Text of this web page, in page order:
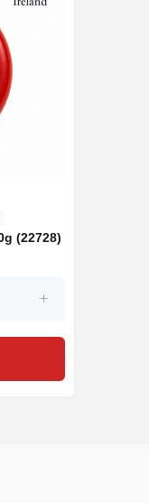
Сыр Red Storm Ceddar 200g (22728)